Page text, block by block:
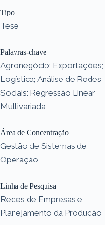
Tipo
Tese
Palavras-chave
Agronegócio; Exportações;
Logística; Análise de Redes
Sociais; Regressão Linear
Multivariada
Área de Concentração
Gestão de Sistemas de
Operação
Linha de Pesquisa
Redes de Empresas e
Planejamento da Produção